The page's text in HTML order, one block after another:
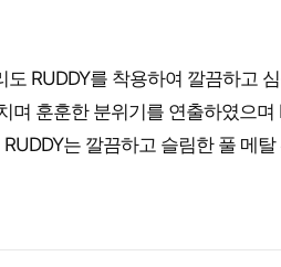
RUDDY를 착용하여 깔끔하고
며 훈훈한 분위기를 연출하였으
는 깔끔하고 슬림한 풀 메